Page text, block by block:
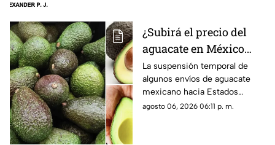
municipio de Puruándiro.
¿Subirá el precio del
aguacate en México
tras freno a
exportaciones hacia
Estados Unidos?
La suspensión temporal de
algunos envíos de aguacate
mexicano hacia Estados
Unidos encendió las alertas
agosto 06, 2026 06:11 p. m.